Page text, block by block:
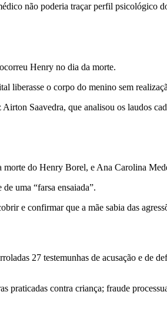
não poderia traçar perfil psicológico
Henry no dia da morte.
liberasse o corpo do menino sem
Saavedra, que analisou os laudos
morte do Henry Borel, e Ana Carolina
uma “farsa ensaiada”.
e confirmar que a mãe sabia das
27 testemunhas de acusação e de
contra criança; fraude